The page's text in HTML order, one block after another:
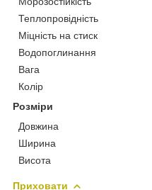
Теплопровідність
Міцність на стиск
Водопоглинання
Вага
Колір
Розміри
Довжина
Ширина
Висота
Приховати